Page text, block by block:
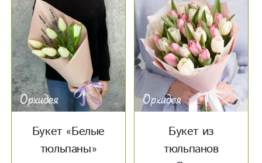
Букет «Белые
тюльпаны»
Букет из
тюльпанов